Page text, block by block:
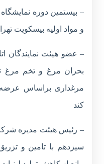
– بیستمین دوره نمایشگاه
و مواد اولیه بیسکویت تهران ۱۴۰۰ برگزار می
– عضو هیئت نمایندگان
بحران مرغ و تخم مرغ
مرغداری براساس
کند
– رئیس هیئت مدیره
سیزدهم با تامین و